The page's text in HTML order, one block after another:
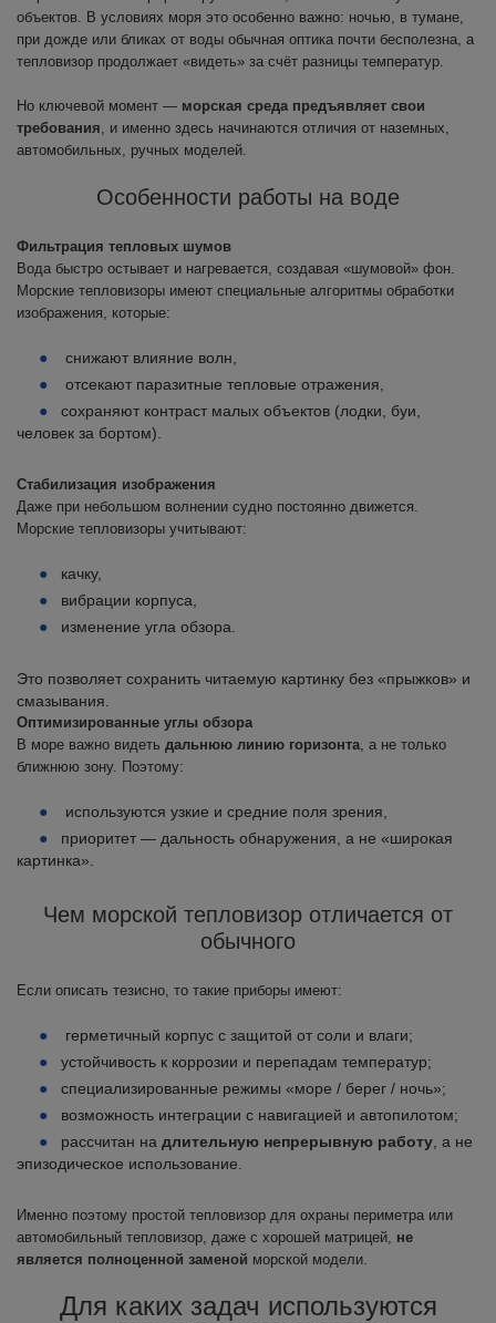
объектов. В условиях моря это особенно важно: ночью, в тумане,
при дожде или бликах от воды обычная оптика почти бесполезна, а
тепловизор продолжает «видеть» за счёт разницы температур.
Но ключевой момент — морская среда предъявляет свои
требования, и именно здесь начинаются отличия от наземных,
автомобильных, ручных моделей.
Особенности работы на воде
Фильтрация тепловых шумов
Вода быстро остывает и нагревается, создавая «шумовой» фон.
Морские тепловизоры имеют специальные алгоритмы обработки
изображения, которые:
снижают влияние волн,
отсекают паразитные тепловые отражения,
сохраняют контраст малых объектов (лодки, буи,
человек за бортом).
Стабилизация изображения
Даже при небольшом волнении судно постоянно движется.
Морские тепловизоры учитывают:
качку,
вибрации корпуса,
изменение угла обзора.
Это позволяет сохранить читаемую картинку без «прыжков» и
смазывания.
Оптимизированные углы обзора
В море важно видеть дальнюю линию горизонта, а не только
ближнюю зону. Поэтому:
используются узкие и средние поля зрения,
приоритет — дальность обнаружения, а не «широкая
картинка».
Чем морской тепловизор отличается от
обычного
Если описать тезисно, то такие приборы имеют:
герметичный корпус с защитой от соли и влаги;
устойчивость к коррозии и перепадам температур;
специализированные режимы «море / берег / ночь»;
возможность интеграции с навигацией и автопилотом;
рассчитан на длительную непрерывную работу , а не
эпизодическое использование.
Именно поэтому простой тепловизор для охраны периметра или
автомобильный тепловизор, даже с хорошей матрицей, не
является полноценной заменой морской модели.
Для каких задач используются